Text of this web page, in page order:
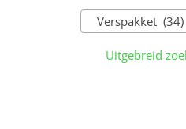
Verspakket (34)
Uitgebreid